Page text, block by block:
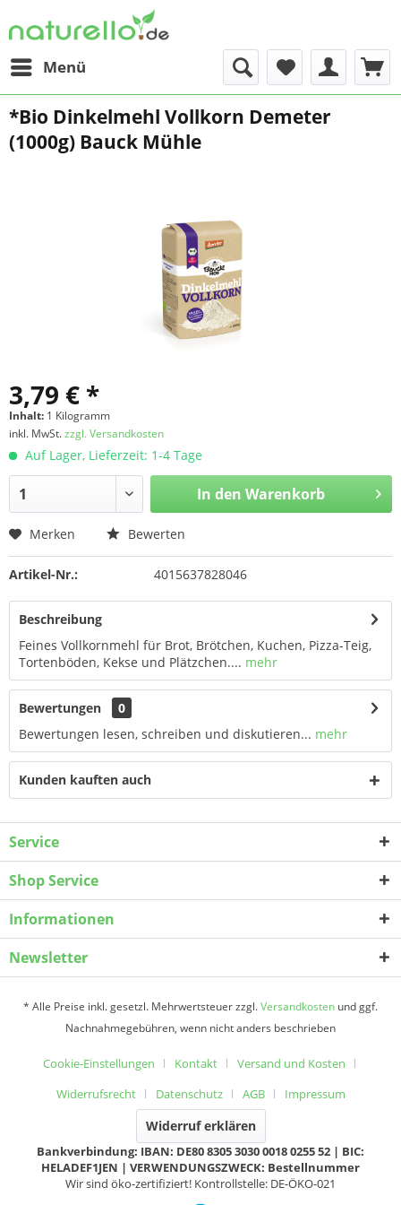
Menü
*Bio Dinkelmehl Vollkorn Demeter
(1000g) Bauck Mühle
3,79 € *
Inhalt: 1 Kilogramm
inkl. MwSt.zzgl. Versandkosten
Auf Lager, Lieferzeit: 1-4 Tage
In den Warenkorb
Merken Bewerten
Artikel-Nr.: 4015637828046
Beschreibung
Feines Vollkornmehl für Brot, Brötchen, Kuchen, Pizza-Teig,
Tortenböden, Kekse und Plätzchen.... mehr
Bewertungen
0
Bewertungen lesen, schreiben und diskutieren... mehr
Kunden kauften auch
Service
Shop Service
Informationen
Newsletter
* Alle Preise inkl. gesetzl. Mehrwertsteuer zzgl.Versandkosten und ggf.
Nachnahmegebühren, wenn nicht anders beschrieben
Cookie-Einstellungen Kontakt
Versand und Kosten
Widerrufsrecht
Datenschutz AGB Impressum
Widerruf erklären
Bankverbindung: IBAN: DE80 8305 3030 0018 0255 52 | BIC:
HELADEF1JEN | VERWENDUNGSZWECK: Bestellnummer
Wir sind öko-zertifiziert! Kontrollstelle: DE-ÖKO-021